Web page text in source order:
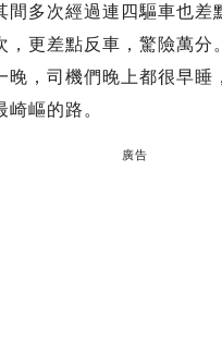
間多次經過連四驅車也差
，更差點反車，驚險萬分
晚，司機們晚上都很早睡
崎嶇的路。
廣告